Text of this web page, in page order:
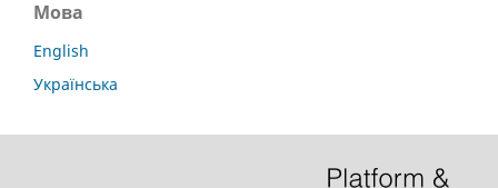
Мова
English
Українська